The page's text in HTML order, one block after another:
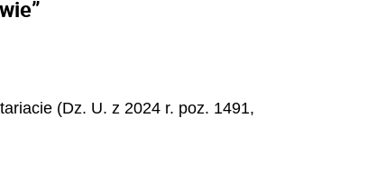
(Dz. U. z 2024 r. poz. 1491,